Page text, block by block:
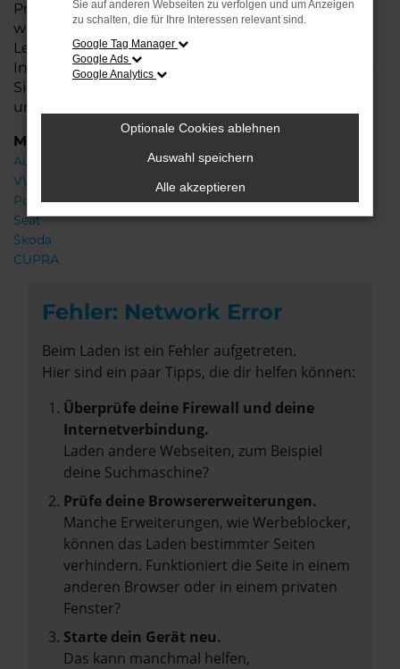
Profitieren Sie von unseren zusätzlichenServices
wie attraktiven Finanzierungsmöglichkeiten,
Leasingangeboten und der bequemen
Inzahlungnahme Ihres alten Fahrzeugs. Besuchen
Sie uns und überzeugen Sie sich von der Qualität
und dem Service, den wir Ihnen bieten!
Marken
Audi
VW
Porsche
Seat
Škoda
CUPRA
Fehler: Network Error
Beim Laden ist ein Fehler aufgetreten.
Hier sind ein paar Tipps, die dir helfen können:
Überprüfe deine Firewall und deine
Internetverbindung.
Laden andere Webseiten, zum Beispiel
deine Suchmaschine?
Prüfe deine Browsererweiterungen.
Manche Erweiterungen, wie Werbeblocker,
können das Laden bestimmter Seiten
verhindern. Funktioniert die Seite in einem
anderen Browser oder in einem privaten
Fenster?
Starte dein Gerät neu.
Das kann manchmal helfen,
Sie auf anderen Webseiten zu verfolgen und um Anzeigen
zu schalten, die für Ihre Interessen relevant sind.
Google Tag Manager
Google Ads
Google Analytics
Optionale Cookies ablehnen
Auswahl speichern
Alle akzeptieren